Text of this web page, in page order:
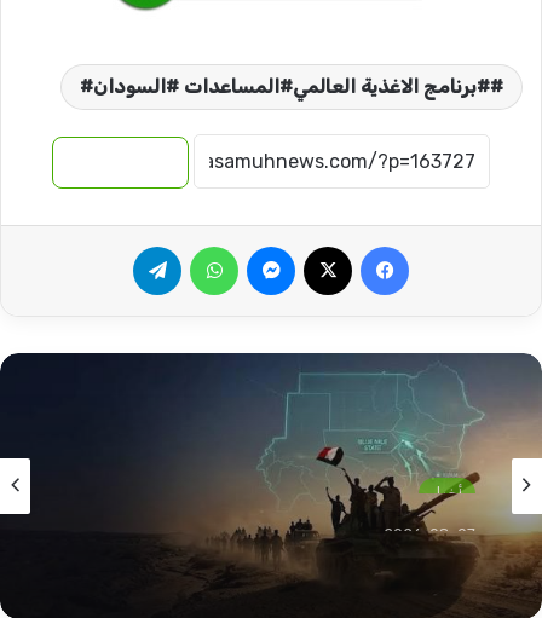
#برنامج الاغذية العالمي#المساعدات #السودان#
فيسبوك ماسنجر واتساب
أخبار
2026-08-07
القوات المسلحة تبدأ احتفالاتها عبر هذه الفعالية!!